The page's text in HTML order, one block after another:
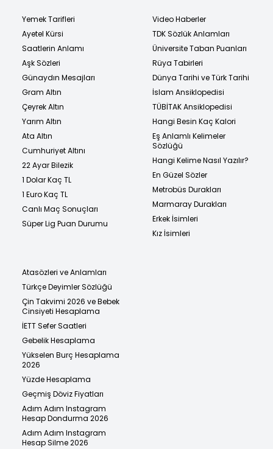
Yemek Tarifleri
Ayetel Kürsi
Saatlerin Anlamı
Aşk Sözleri
Günaydın Mesajları
Gram Altın
Çeyrek Altın
Yarım Altın
Ata Altın
Cumhuriyet Altını
22 Ayar Bilezik
1 Dolar Kaç TL
1 Euro Kaç TL
Canlı Maç Sonuçları
Süper Lig Puan Durumu
Video Haberler
TDK Sözlük Anlamları
Üniversite Taban Puanları
Rüya Tabirleri
Dünya Tarihi ve Türk Tarihi
İslam Ansiklopedisi
TÜBİTAK Ansiklopedisi
Hangi Besin Kaç Kalori
Eş Anlamlı Kelimeler
Sözlüğü
Hangi Kelime Nasıl Yazılır?
En Güzel Sözler
Metrobüs Durakları
Marmaray Durakları
Erkek İsimleri
Kız İsimleri
Atasözleri ve Anlamları
Türkçe Deyimler Sözlüğü
Çin Takvimi 2026 ve Bebek
Cinsiyeti Hesaplama
İETT Sefer Saatleri
Gebelik Hesaplama
Yükselen Burç Hesaplama
2026
Yüzde Hesaplama
Geçmiş Döviz Fiyatları
Adım Adım Instagram
Hesap Dondurma 2026
Adım Adım Instagram
Hesap Silme 2026